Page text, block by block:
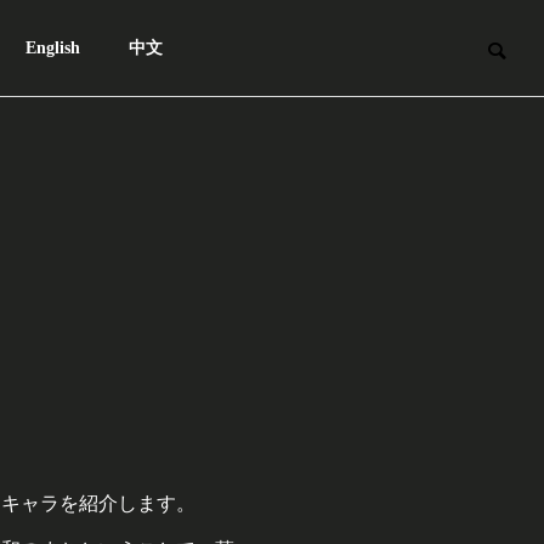
English 中文
ャラを紹介します。